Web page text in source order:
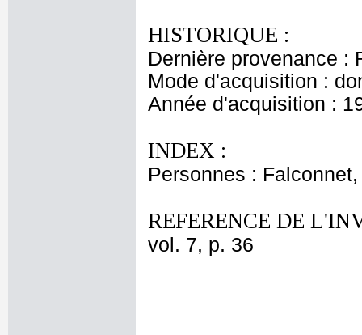
HISTORIQUE :
Dernière provenance :
Mode d'acquisition :
Année d'acquisition :
INDEX :
Personnes :
REFERENCE DE
vol. 7, p. 36